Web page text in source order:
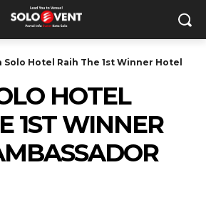
Solo Hotel Raih The 1st Winner Hotel
HOTEL
1ST WINNER